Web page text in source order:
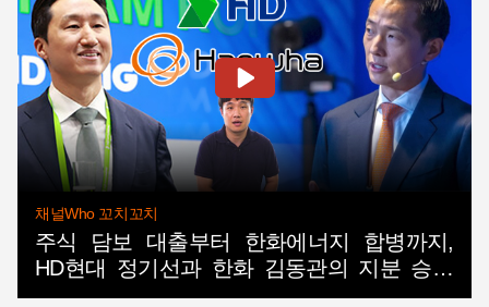
채널Who 꼬치꼬치
주식 담보 대출부터 한화에너지 합병까지,
HD현대 정기선과 한화 김동관의 지분 승계
방법